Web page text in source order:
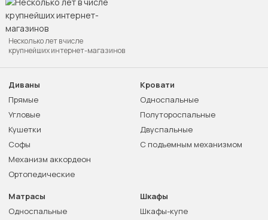
Несколько лет в числе
крупнейших интернет-магазинов
Диваны
Прямые
Угловые
Кушетки
Софы
Механизм аккордеон
Ортопедические
Кровати
Односпальные
Полутороспальные
Двуспальные
С подъемным механизмом
Матрасы
Односпальные
Шкафы
Шкафы-купе